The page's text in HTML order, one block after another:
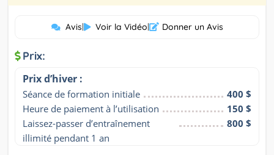
Avis| Voir la Vidéo| Donner un Avis
Prix:
Prix d’hiver :
Séance de formation initiale
400 $
Heure de paiement à l’utilisation
150 $
Laissez-passer d’entraînement
illimité pendant 1 an
800 $